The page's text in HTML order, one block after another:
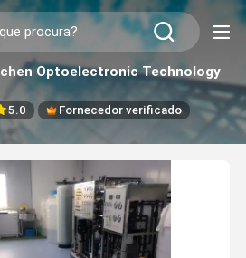
Optoelectronic Technology
5.0 Fornecedor verificado